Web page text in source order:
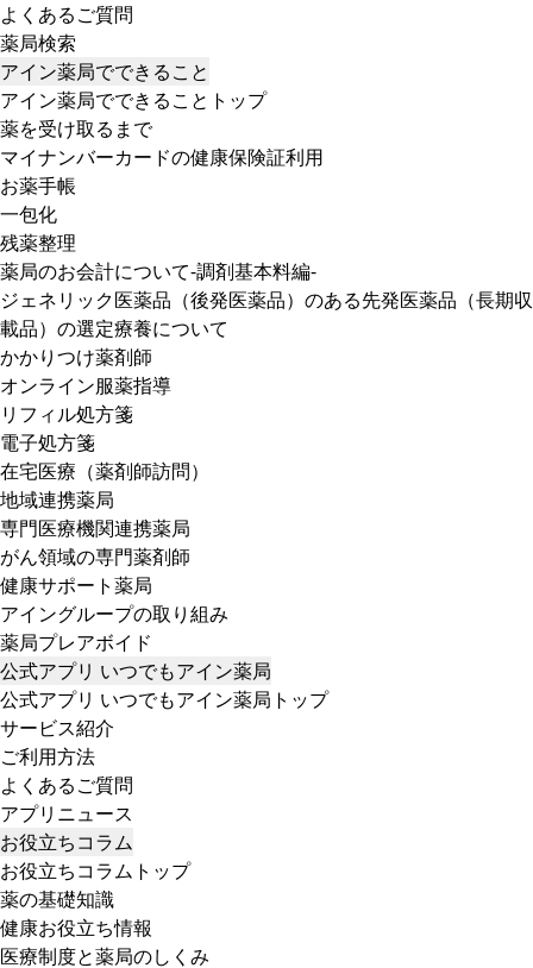
よくあるご質問
薬局検索
アイン薬局でできること
アイン薬局でできることトップ
薬を受け取るまで
マイナンバーカードの健康保険証利用
お薬手帳
一包化
残薬整理
薬局のお会計について-調剤基本料編-
ジェネリック医薬品（後発医薬品）のある先発医薬品（長期収
載品）の選定療養について
かかりつけ薬剤師
オンライン服薬指導
リフィル処方箋
電子処方箋
在宅医療（薬剤師訪問）
地域連携薬局
専門医療機関連携薬局
がん領域の専門薬剤師
健康サポート薬局
アイングループの取り組み
薬局プレアボイド
公式アプリ いつでもアイン薬局
公式アプリ いつでもアイン薬局トップ
サービス紹介
ご利用方法
よくあるご質問
アプリニュース
お役立ちコラム
お役立ちコラムトップ
薬の基礎知識
健康お役立ち情報
医療制度と薬局のしくみ